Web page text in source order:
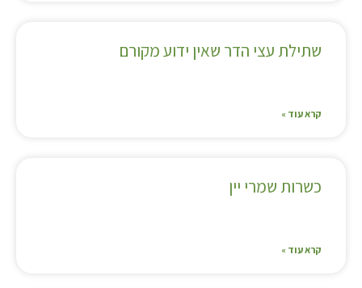
שתילת עצי הדר שאין ידוע מקורם
קרא עוד »
כשרות שמרי יין
קרא עוד »